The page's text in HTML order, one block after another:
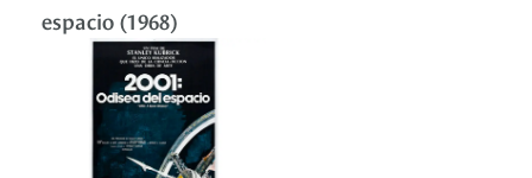
espacio (1968)